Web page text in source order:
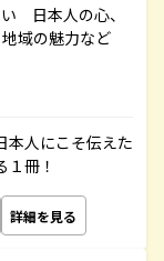
日本人の心、
域の魅力など
本人にこそ伝えた
冊！
詳細を見る